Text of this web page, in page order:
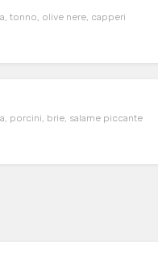
tonno, olive nere, capperi
porcini, brie, salame piccante